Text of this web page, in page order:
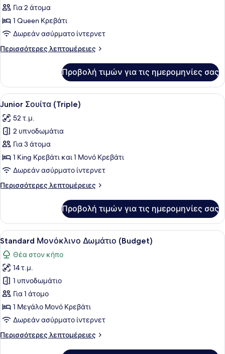
Μεζονέτα,
1
Υπνοδωμάτιο,
κατοικίδια,
Για 2 άτομα
1 Queen Κρεβάτι
Δωρεάν ασύρματο ίντερνετ
Περισσότερες λεπτομέρειες
Περισσότερες
Μεζονέτα,
Υπνοδωμάτιο,
κατοικίδια,
Στον
Προβολή τιμών για τις ημερομηνίες σας
Προβολή
όλων
των
φωτογραφιών
για
Junior
Σουίτα
Ένα πολυτελές υπνοδωμάτιο με
6
Junior Σουίτα (Triple)
52 τ.μ.
2 υπνοδωμάτια
Για 3 άτομα
1 King Κρεβάτι και 1 Μονό Κρεβάτι
Δωρεάν ασύρματο ίντερνετ
Περισσότερες λεπτομέρειες
Περισσότερες
Σουίτα
(Triple)
Προβολή τιμών για τις ημερομηνίες σας
Προβολή
όλων
των
φωτογραφιών
για
Standard
Μονόκλινο
Δωμάτιο
(Budget)
Ένα υπνοδωμάτιο με ένα
9
Standard Μονόκλινο Δωμάτιο (Budget)
Θέα στον κήπο
14 τ.μ.
1 υπνοδωμάτιο
Για 1 άτομο
1 Μεγάλο Μονό Κρεβάτι
Δωρεάν ασύρματο ίντερνετ
Περισσότερες λεπτομέρειες
Περισσότερες